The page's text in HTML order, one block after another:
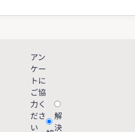
アン
ケー
トに
ご協
力く
ださ
い
解
決